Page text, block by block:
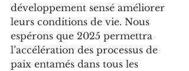
développement sensé améliorer
leurs conditions de vie. Nous
espérons que 2025 permettra
l’accélération des processus de
paix entamés dans tous les